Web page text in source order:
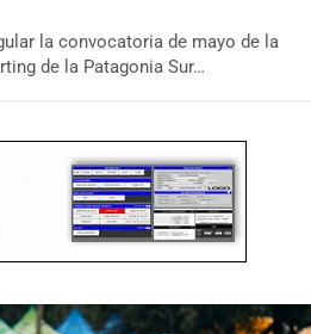
la convocatoria de mayo de la
de la Patagonia Sur…